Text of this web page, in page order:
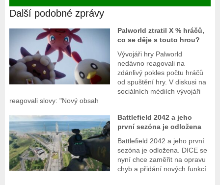
Další podobné zprávy
Palworld ztratil X % hráčů,
co se děje s touto hrou?
Vývojáři hry Palworld
nedávno reagovali na
zdánlivý pokles počtu hráčů
od spuštění hry. V diskusi na
sociálních médiích vývojáři
reagovali slovy: "Nový obsah
Battlefield 2042 a jeho
první sezóna je odložena
Battlefield 2042 a jeho první
sezóna je odložena. DICE se
nyní chce zaměřit na opravu
chyb a přidání nových funkcí.